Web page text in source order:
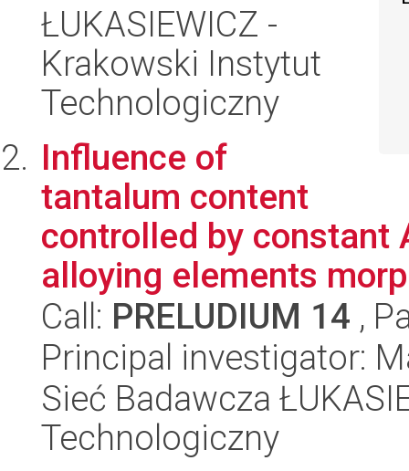
ŁUKASIEWICZ -
Krakowski Instytut
Technologiczny
Influence of
tantalum content
controlled by constant
alloying elements
Call: PRELUDIUM 14 ,
Principal investigator:
Sieć Badawcza
Technologiczny